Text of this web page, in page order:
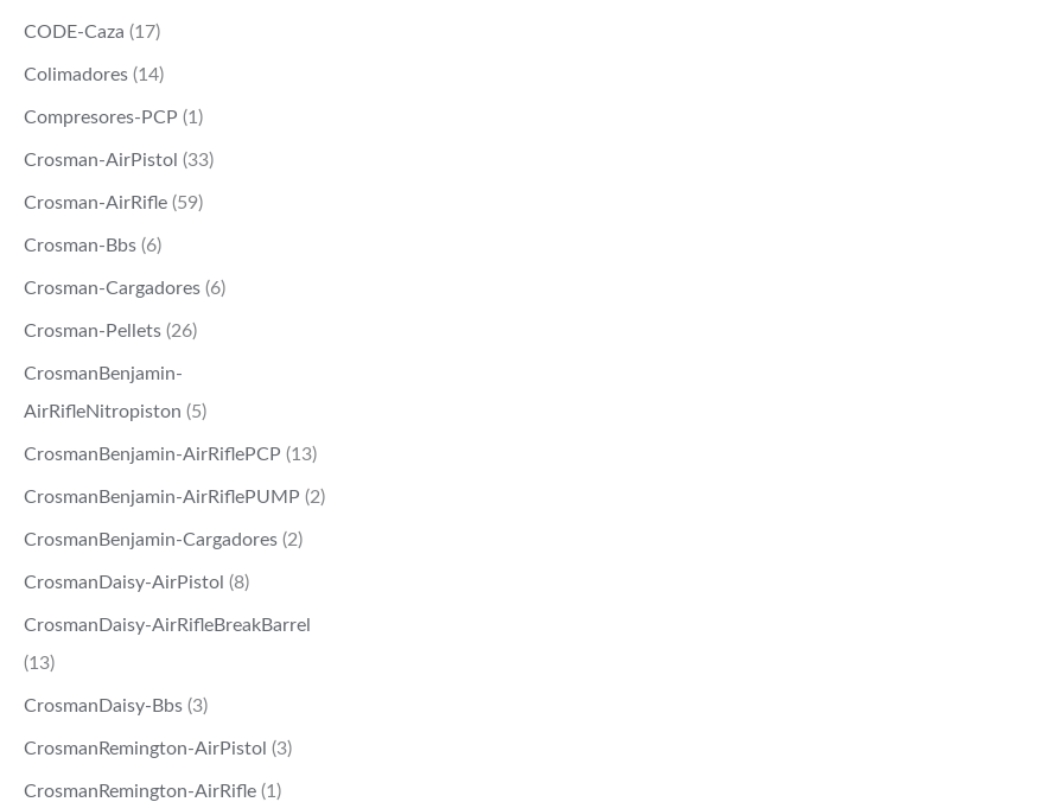
CODE-Caza (17)
Colimadores (14)
Compresores-PCP (1)
Crosman-AirPistol (33)
Crosman-AirRifle (59)
Crosman-Bbs (6)
Crosman-Cargadores (6)
Crosman-Pellets (26)
CrosmanBenjamin-
AirRifleNitropiston (5)
CrosmanBenjamin-AirRiflePCP (13)
CrosmanBenjamin-AirRiflePUMP (2)
CrosmanBenjamin-Cargadores (2)
CrosmanDaisy-AirPistol (8)
CrosmanDaisy-AirRifleBreakBarrel
(13)
CrosmanDaisy-Bbs (3)
CrosmanRemington-AirPistol (3)
CrosmanRemington-AirRifle (1)